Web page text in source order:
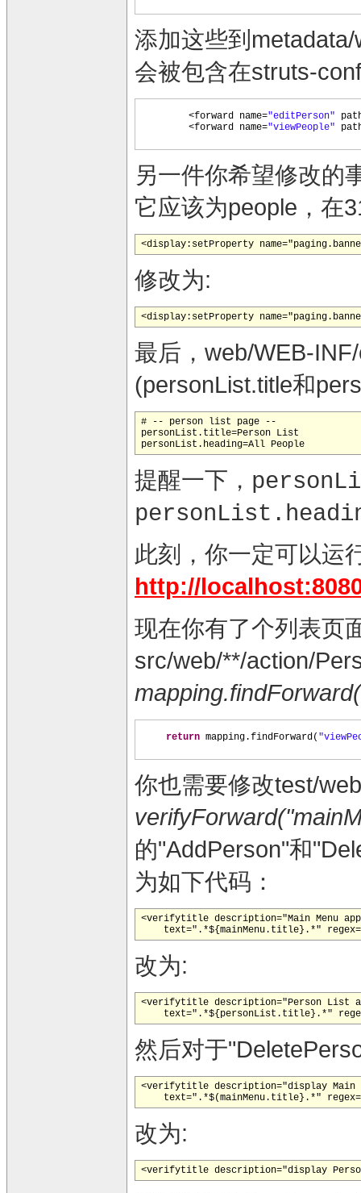
添加这些到
会被包含在struts-
<forward name="editPerson"
<forward name="viewPeople"
另一件你希望修改的
它应该为people，在
<display:setProperty
修改为:
<display:setProperty
最后，web/WEB-
(personList.title和
# -- person list page --
personList.title=Person List
提醒一下，
此刻，你一定可以运
http://
现在你有了个列表页
src/web/**/action/
return mapping.findForward (
你也需要修改test/
的"AddPerson"和
为如下代码：
<verifytitle description="Main Menu
text=".*${mainMenu.title}.*"
改为:
<verifytitle description="Person List
text=".*${personList.title}.*"
然后对于
<verifytitle description="display Main
改为:
<verifytitle description="display